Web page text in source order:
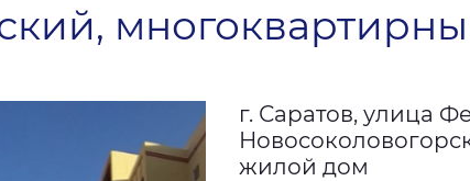
г. Саратов, улица
жилой дом